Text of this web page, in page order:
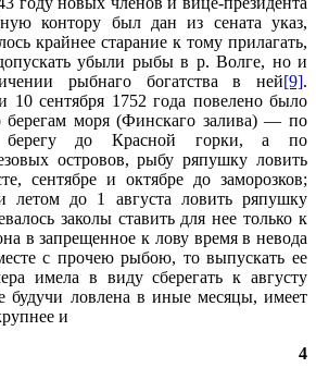
контору был дан из сената указ,
крайнее старание к тому прилагать,
убыли рыбы в р. Волге, но и
рыбнаго богатства в ней[9].
10 сентября 1752 года повелено было
моря (Финскаго залива) — по
берегу до Красной горки, а по
островов, рыбу ряпушку ловить
сентябре и октябре до заморозков;
до 1 августа ловить ряпушку
заколы ставить для нее только к
в запрещенное к лову время в невода
с прочею рыбою, то выпускать ее
имела в виду сберегать к августу
будучи ловлена в иные месяцы, имеет
и
4